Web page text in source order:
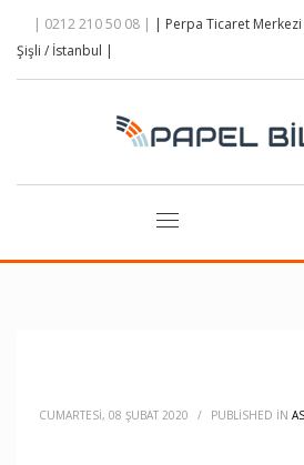
| 0212 210 50 08 | | Perpa Ticaret
Şişli / İstanbul |
CUMARTESI, 08 ŞUBAT 2020 / PUBLISHED IN